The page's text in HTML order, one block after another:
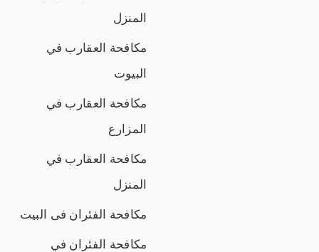
المنزل
مكافحة العقارب في
البيوت
مكافحة العقارب في
المزارع
مكافحة العقارب في
المنزل
مكافحة الفئران فى البيت
مكافحة الفئران في